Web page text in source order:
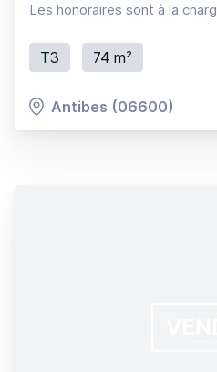
Les honoraires sont à la
T3 74 m²
Antibes (06600)